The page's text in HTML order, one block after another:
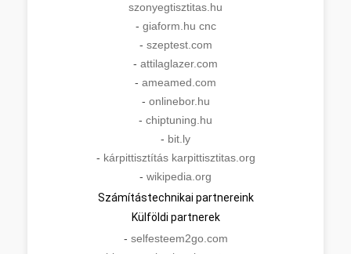
szonyegtisztitas.hu
- giaform.hu cnc
- szeptest.com
- attilaglazer.com
- ameamed.com
- onlinebor.hu
- chiptuning.hu
- bit.ly
- kárpittisztítás karpittisztitas.org
- wikipedia.org
Számítástechnikai partnereink
Külföldi partnerek
- selfesteem2go.com